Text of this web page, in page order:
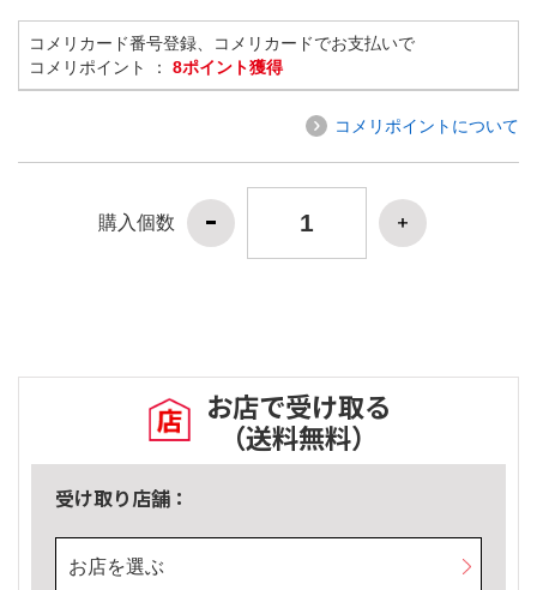
コメリカード番号登録、コメリカードでお支払いで
コメリポイント ： 8ポイント獲得
コメリポイントについて
購入個数
お店で受け取る
（送料無料）
受け取り店舗：
お店を選ぶ